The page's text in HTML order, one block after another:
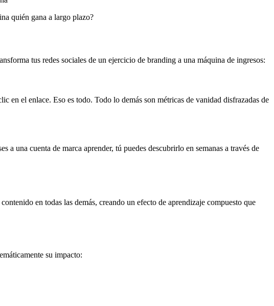
quién gana a largo plazo?
tus redes sociales de un ejercicio de branding a una máquina de ingresos:
en el enlace. Eso es todo. Todo lo demás son métricas de vanidad disfrazadas de
una cuenta de marca aprender, tú puedes descubrirlo en semanas a través de
en todas las demás, creando un efecto de aprendizaje compuesto que
su impacto: